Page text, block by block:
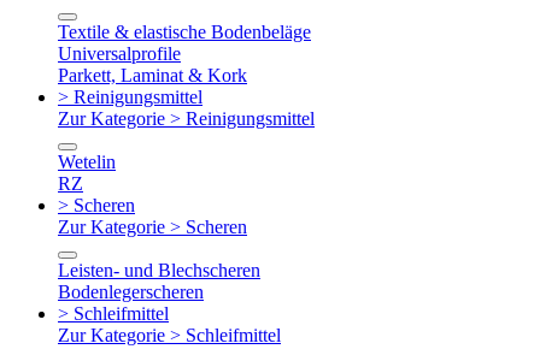
Textile & elastische Bodenbeläge
Universalprofile
Parkett, Laminat & Kork
> Reinigungsmittel
Zur Kategorie > Reinigungsmittel
Wetelin
RZ
> Scheren
Zur Kategorie > Scheren
Leisten- und Blechscheren
Bodenlegerscheren
> Schleifmittel
Zur Kategorie > Schleifmittel